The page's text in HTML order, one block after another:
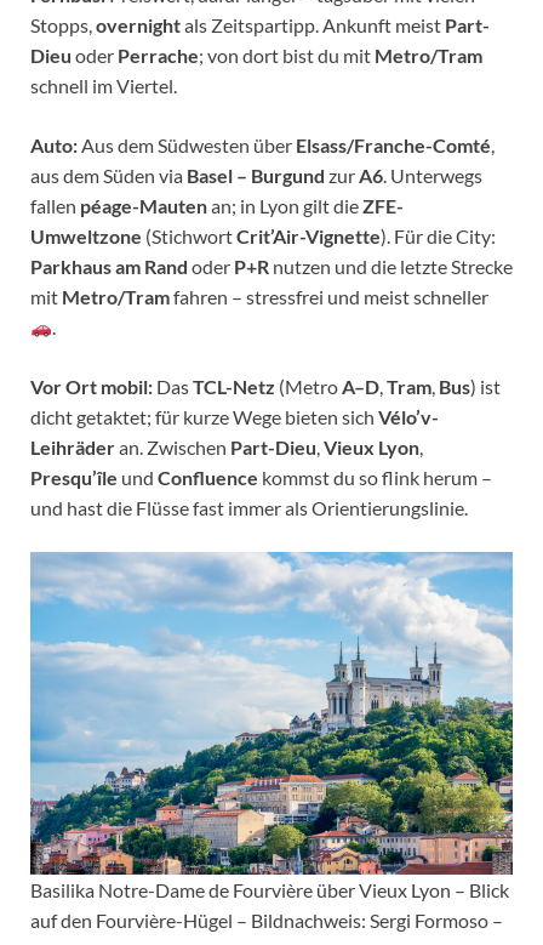
Stopps,overnightals Zeitspartipp. Ankunft meist Part-
Dieu oder Perrache; von dort bist du mit Metro/Tram
schnell im Viertel.
Auto:Aus dem Südwesten über Elsass/Franche-Comté,
aus dem Süden via Basel – Burgund zurA6. Unterwegs
fallen péage-Mautenan; in Lyon gilt dieZFE-
Umweltzone (StichwortCrit’Air-Vignette). Für die City:
Parkhaus am Rand oder P+R nutzen und die letzte Strecke
mit Metro/Tramfahren – stressfrei und meist schneller
.
Vor Ort mobil: DasTCL-Netz (MetroA–D,Tram, Bus) ist
dicht getaktet; für kurze Wege bieten sich Vélo’v-
Leihräderan. Zwischen Part-Dieu,Vieux Lyon,
Presqu’île und Confluence kommst du so flink herum –
und hast die Flüsse fast immer als Orientierungslinie.
Basilika Notre-Dame de Fourvière über Vieux Lyon – Blick
auf den Fourvière-Hügel – Bildnachweis: Sergi Formoso –